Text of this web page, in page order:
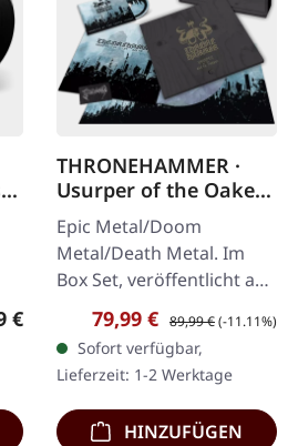
Preis:
€
THRONEHAMMER ·
Usurper of the Oaken
Throne | WOODEN LP
BOX SET
Epic Metal/Doom
Metal/Death Metal. Im
Box Set, veröffentlicht am
08.03.2024, auf Supreme
Chaos Records. Ultra
schwere, handgearbeitete
Holzbox mit…
Verkaufspreis:
79,99 € Regulärer Preis:
89,99 €(-11.11%)
Sofort verfügbar,
Lieferzeit: 1-2 Werktage
HINZUFÜGEN